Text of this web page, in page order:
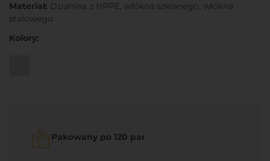
Materiał: Dzianina z HPPE, włókna szklanego, włókna
stalowego
Kolory:
Pakowany po 120 par